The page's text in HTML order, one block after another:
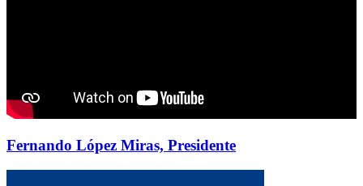
Fernando López Miras, Presidente